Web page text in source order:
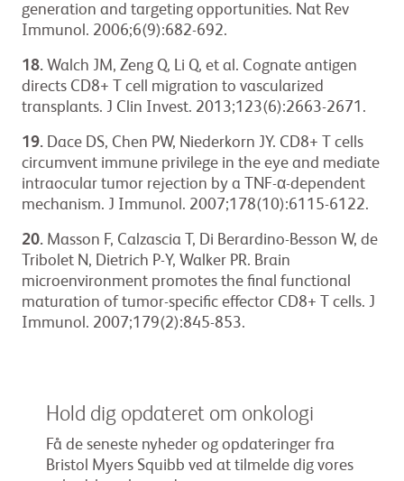
generation and targeting opportunities. Nat Rev
Immunol. 2006;6(9):682-692.
18. Walch JM, Zeng Q, Li Q, et al. Cognate antigen
directs CD8+ T cell migration to vascularized
transplants. J Clin Invest. 2013;123(6):2663-2671.
19. Dace DS, Chen PW, Niederkorn JY. CD8+ T cells
circumvent immune privilege in the eye and mediate
intraocular tumor rejection by a TNF-α-dependent
mechanism. J Immunol. 2007;178(10):6115-6122.
20. Masson F, Calzascia T, Di Berardino-Besson W, de
Tribolet N, Dietrich P-Y, Walker PR. Brain
microenvironment promotes the final functional
maturation of tumor-specific effector CD8+ T cells. J
Immunol. 2007;179(2):845-853.
Hold dig opdateret om onkologi
Få de seneste nyheder og opdateringer fra
Bristol Myers Squibb ved at tilmelde dig vores